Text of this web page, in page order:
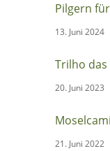
Pilgern
13. Juni 2024
Trilho das
20. Juni 2023
21. Juni 2022